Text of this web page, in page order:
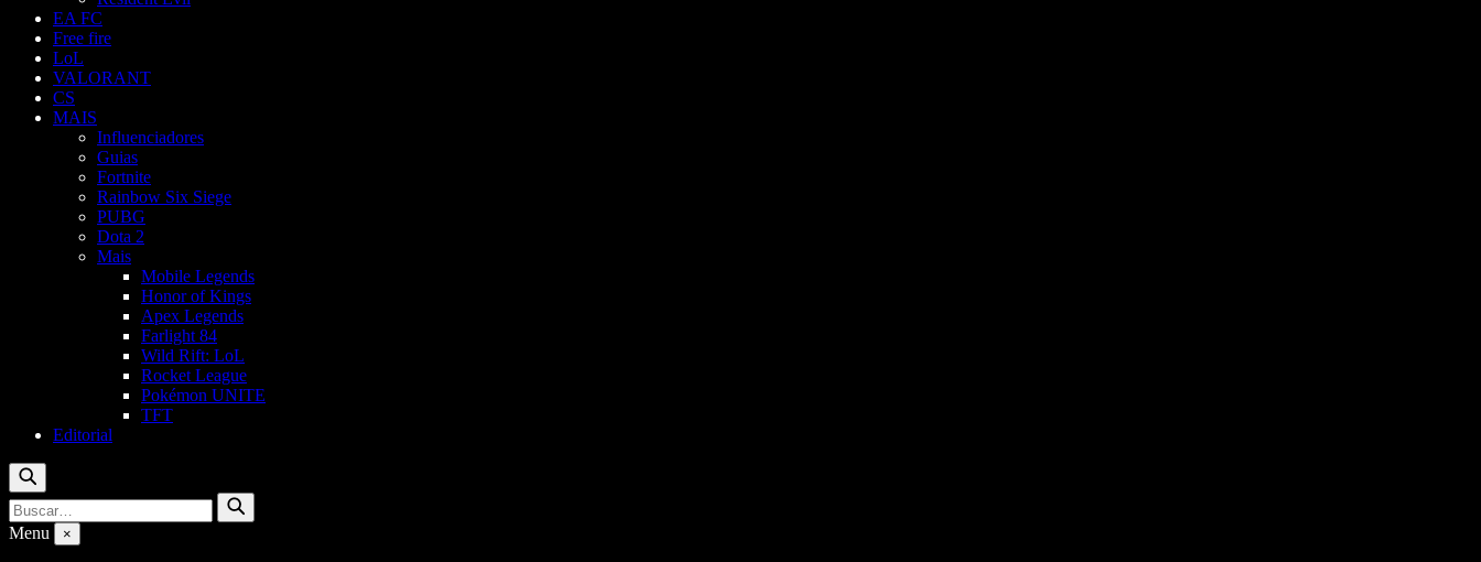
EA FC
Free fire
LoL
VALORANT
CS
MAIS
Influenciadores
Guias
Fortnite
Rainbow Six Siege
PUBG
Dota 2
Mais
Mobile Legends
Honor of Kings
Apex Legends
Farlight 84
Wild Rift: LoL
Rocket League
Pokémon UNITE
TFT
Editorial
Buscar
Buscar
por:
Buscar
Menu ×